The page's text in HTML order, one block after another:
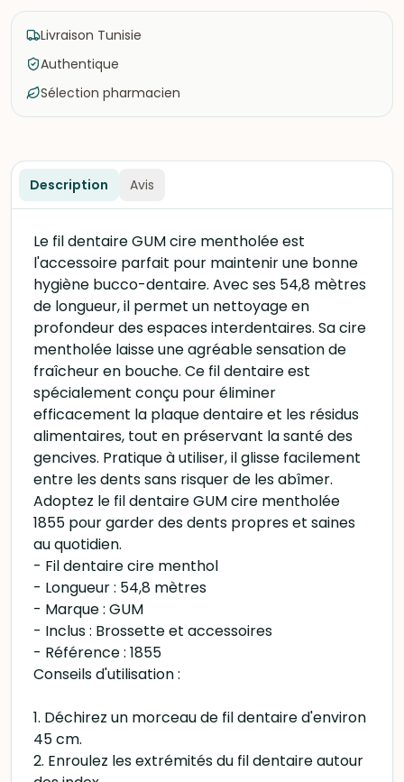
Livraison Tunisie
Authentique
Sélection pharmacien
Description Avis
Le fil dentaire GUM cire mentholée est
l'accessoire parfait pour maintenir une bonne
hygiène bucco-dentaire. Avec ses 54,8 mètres
de longueur, il permet un nettoyage en
profondeur des espaces interdentaires. Sa cire
mentholée laisse une agréable sensation de
fraîcheur en bouche. Ce fil dentaire est
spécialement conçu pour éliminer
efficacement la plaque dentaire et les résidus
alimentaires, tout en préservant la santé des
gencives. Pratique à utiliser, il glisse facilement
entre les dents sans risquer de les abîmer.
Adoptez le fil dentaire GUM cire mentholée
1855 pour garder des dents propres et saines
au quotidien.
- Fil dentaire cire menthol
- Longueur : 54,8 mètres
- Marque : GUM
- Inclus : Brossette et accessoires
- Référence : 1855
Conseils d'utilisation :
1. Déchirez un morceau de fil dentaire d'environ
45 cm.
2. Enroulez les extrémités du fil dentaire autour